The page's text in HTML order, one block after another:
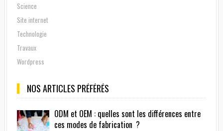
Science
Site internet
Technologie
Travaux
Wordpress
NOS ARTICLES PRÉFÉRÉS
ODM et OEM : quelles sont les différences entre
ces modes de fabrication ?